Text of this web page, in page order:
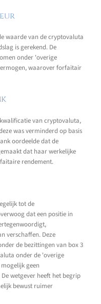
waarde van de cryptovaluta
is gerekend. De
onder 'overige
waarover forfaitair
van cryptovaluta,
was verminderd op basis
oordeelde dat de
dat haar werkelijke
rendement.
tot de
dat een positie in
verschaffen. Deze
de bezittingen van box 3
onder de 'overige
geen
wetgever heeft het begrip
bewust ruimer